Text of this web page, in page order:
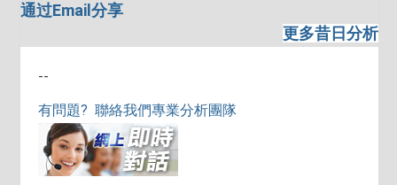
通过Email分享
更多昔日分析
--
有問題? 聯絡我們專業分析團隊